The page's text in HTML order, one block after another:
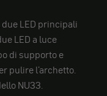
LED principali
LED a luce
di supporto e
pulire l'archetto.
NU33.